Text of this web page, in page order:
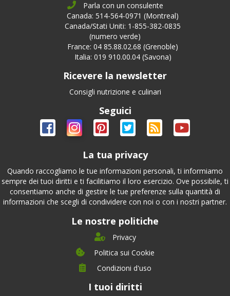
Parla con un consulente
Canada: 514-564-0971 (Montreal)
Canada/Stati Uniti: 1-855-382-0835
(numero verde)
France: 04 85.88.02.68 (Grenoble)
Italia: 019 910.00.04 (Savona)
Ricevere la newsletter
Consigli nutrizione e culinari
Seguici
La tua privacy
Quando raccogliamo le tue informazioni personali, ti informiamo
sempre dei tuoi diritti e ti facilitiamo il loro esercizio. Ove possibile, ti
consentiamo anche di gestire le tue preferenze sulla quantità di
informazioni che scegli di condividere con noi o con i nostri partner.
Le nostre politiche
Privacy
Politica sui Cookie
Condizioni d'uso
I tuoi diritti
Chi siamo